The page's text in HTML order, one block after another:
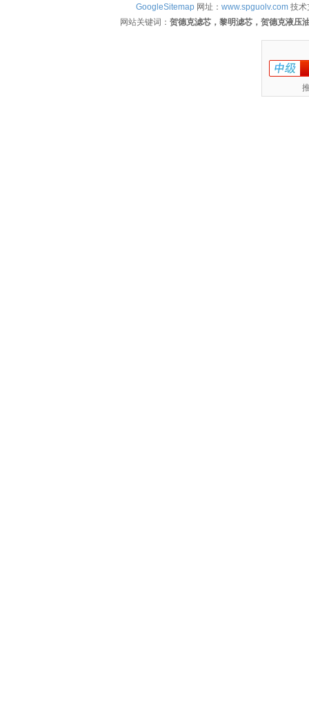
GoogleSitemap 网址： www.spguolv.com 技术
网站关键词： 贺德克滤芯，黎明滤芯，贺德克液压